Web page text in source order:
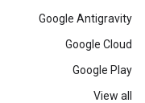
Google Antigravity
Google Cloud
Google Play
View all